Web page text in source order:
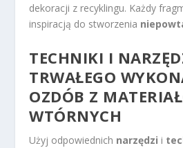
dekoracji z recyklingu. Każdy
inspiracją do stworzenia
TECHNIKI I
TRWAŁEGO
OZDÓB Z
WTÓRNYCH
Użyj odpowiednich narzędzi i